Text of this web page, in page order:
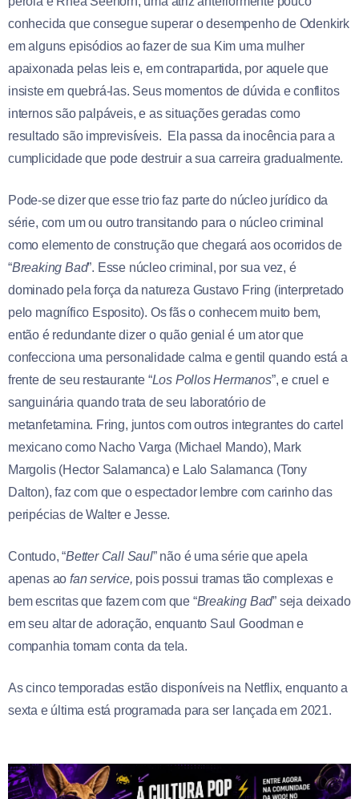
conhecida que consegue superar o desempenho de Odenkirk
em alguns episódios ao fazer de sua Kim uma mulher
apaixonada pelas leis e, em contrapartida, por aquele que
insiste em quebrá-las. Seus momentos de dúvida e conflitos
internos são palpáveis, e as situações geradas como
resultado são imprevisíveis. Ela passa da inocência para a
cumplicidade que pode destruir a sua carreira gradualmente.
Pode-se dizer que esse trio faz parte do núcleo jurídico da
série, com um ou outro transitando para o núcleo criminal
como elemento de construção que chegará aos ocorridos de
“Breaking Bad”. Esse núcleo criminal, por sua vez, é
dominado pela força da natureza Gustavo Fring (interpretado
pelo magnífico Esposito). Os fãs o conhecem muito bem,
então é redundante dizer o quão genial é um ator que
confecciona uma personalidade calma e gentil quando está a
frente de seu restaurante “Los Pollos Hermanos”, e cruel e
sanguinária quando trata de seu laboratório de
metanfetamina. Fring, juntos com outros integrantes do cartel
mexicano como Nacho Varga (Michael Mando), Mark
Margolis (Hector Salamanca) e Lalo Salamanca (Tony
Dalton), faz com que o espectador lembre com carinho das
peripécias de Walter e Jesse.
Contudo, “Better Call Saul” não é uma série que apela
apenas aofan service, pois possui tramas tão complexas e
bem escritas que fazem com que “Breaking Bad” seja deixado
em seu altar de adoração, enquanto Saul Goodman e
companhia tomam conta da tela.
As cinco temporadas estão disponíveis na Netflix, enquanto a
sexta e última está programada para ser lançada em 2021.